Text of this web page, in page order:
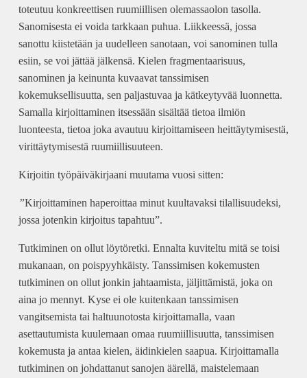
toteutuu konkreettisen ruumiillisen olemassaolon tasolla.
Sanomisesta ei voida tarkkaan puhua. Liikkeessä, jossa
sanottu kiistetään ja uudelleen sanotaan, voi sanominen tulla
esiin, se voi jättää jälkensä. Kielen fragmentaarisuus,
sanominen ja keinunta kuvaavat tanssimisen
kokemuksellisuutta, sen paljastuvaa ja kätkeytyvää luonnetta.
Samalla kirjoittaminen itsessään sisältää tietoa ilmiön
luonteesta, tietoa joka avautuu kirjoittamiseen heittäytymisestä,
virittäytymisestä ruumiillisuuteen.
Kirjoitin työpäiväkirjaani muutama vuosi sitten:
”Kirjoittaminen haperoittaa minut kuultavaksi tilallisuudeksi,
jossa jotenkin kirjoitus tapahtuu”.
Tutkiminen on ollut löytöretki. Ennalta kuviteltu mitä se toisi
mukanaan, on poispyyhkäisty. Tanssimisen kokemusten
tutkiminen on ollut jonkin jahtaamista, jäljittämistä, joka on
aina jo mennyt. Kyse ei ole kuitenkaan tanssimisen
vangitsemista tai haltuunotosta kirjoittamalla, vaan
asettautumista kuulemaan omaa ruumiillisuutta, tanssimisen
kokemusta ja antaa kielen, äidinkielen saapua. Kirjoittamalla
tutkiminen on johdattanut sanojen äärellä, maistelemaan